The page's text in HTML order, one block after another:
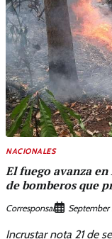
NACIONALES
El fuego avanza
de bomberos que
Corresponsal
Incrustar nota 21 de